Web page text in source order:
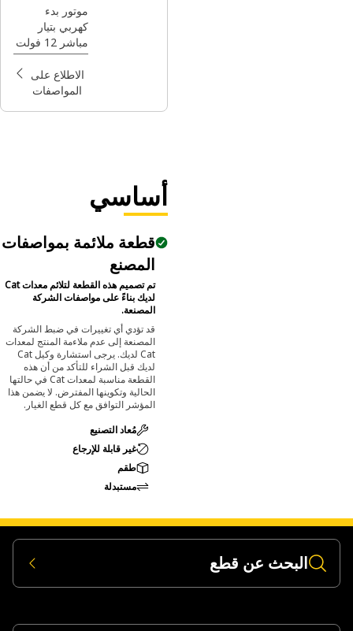
Reman
موتور بدء
كهربي بتيار
مباشر 12 فولت
من Cat®‎
للمحرك
الاطلاع على
المواصفات
أساسي
قطعة ملائمة بمواصفات
المصنع
تم تصميم هذه القطعة لتلائم معدات Cat
لديك بناءً على مواصفات الشركة
المصنعة.
قد تؤدي أي تغييرات في ضبط الشركة
المصنعة إلى عدم ملاءمة المنتج لمعدات
Cat لديك. يرجى استشارة وكيل Cat
لديك قبل الشراء للتأكد من أن هذه
القطعة مناسبة لمعدات Cat في حالتها
الحالية وتكوينها المفترض. لا يضمن هذا
المؤشر التوافق مع كل قطع الغيار.
مُعاد التصنيع
غير قابلة للإرجاع
طقم
مستبدلة
البحث عن قطع